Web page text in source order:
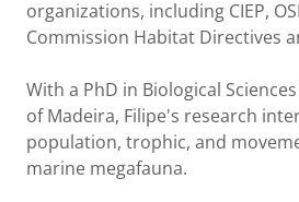
organizations, including CIEP,
Commission Habitat Directives
With a PhD in Biological
of Madeira, Filipe's research
population, trophic, and
marine megafauna.